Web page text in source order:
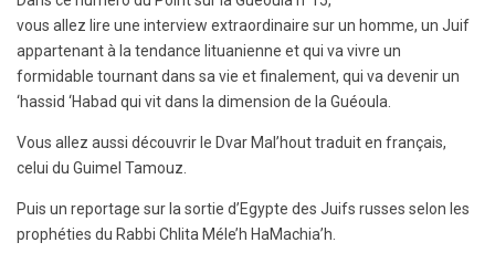
vous allez lire une interview extraordinaire sur un homme, un Juif
appartenant à la tendance lituanienne et qui va vivre un
formidable tournant dans sa vie et finalement, qui va devenir un
‘hassid ‘Habad qui vit dans la dimension de la Guéoula.
Vous allez aussi découvrir le Dvar Mal’hout traduit en français,
celui du Guimel Tamouz.
Puis un reportage sur la sortie d’Egypte des Juifs russes selon les
prophéties du Rabbi Chlita Méle’h HaMachia’h.